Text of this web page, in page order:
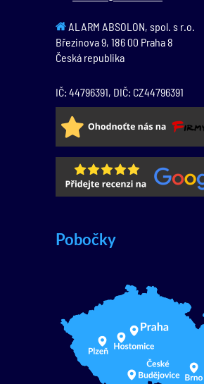
ALARM ABSOLON, spol. s r.o.
Březinova 9, 186 00 Praha 8
Česká republika
IČ: 44796391, DIČ: CZ44796391
Pobočky